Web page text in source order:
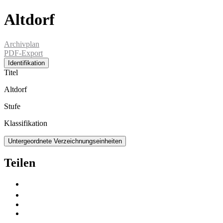
Altdorf
Archivplan
PDF-Export
Identifikation
Titel
Altdorf
Stufe
Klassifikation
Untergeordnete Verzeichnungseinheiten
Teilen